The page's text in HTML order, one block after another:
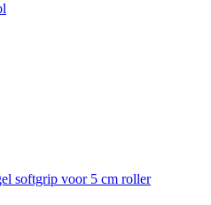
softgrip voor 5 cm roller